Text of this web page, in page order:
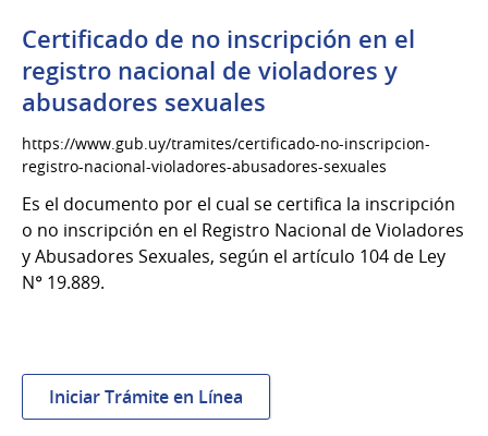
judiciales
según
Ley
N°19791
Certificado de no inscripción en el
registro nacional de violadores y
abusadores sexuales
https://www.gub.uy/tramites/certificado-no-inscripcion-
registro-nacional-violadores-abusadores-sexuales
Es el documento por el cual se certifica la inscripción
o no inscripción en el Registro Nacional de Violadores
y Abusadores Sexuales, según el artículo 104 de Ley
N° 19.889.
Iniciar Trámite en Línea
Certificado